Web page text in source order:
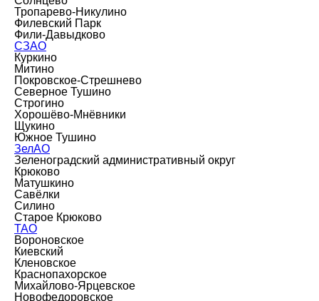
Тропарево-Никулино
Филевский Парк
Фили-Давыдково
СЗАО
Куркино
Митино
Покровское-Стрешнево
Северное Тушино
Строгино
Хорошёво-Мнёвники
Щукино
Южное Тушино
ЗелАО
Зеленоградский административный округ
Крюково
Матушкино
Савёлки
Силино
Старое Крюково
ТАО
Вороновское
Киевский
Кленовское
Краснопахорское
Михайлово-Ярцевское
Новофедоровское